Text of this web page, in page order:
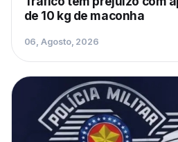
de 10 kg de maconha
06, Agosto, 2026